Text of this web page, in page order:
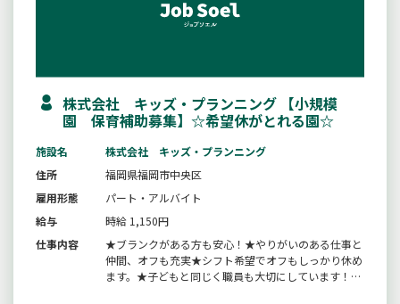
株式会社 キッズ・プランニング 【小規模
園 保育補助募集】☆希望休がとれる園☆
施設名
株式会社 キッズ・プランニング
住所
福岡県福岡市中央区
雇用形態
パート・アルバイト
給与
時給 1,150円
仕事内容
★ブランクがある方も安心！★やりがいのある仕事と
仲間、オフも充実★シフト希望でオフもしっかり休め
ます。★子どもと同じく職員も大切にしています！仕